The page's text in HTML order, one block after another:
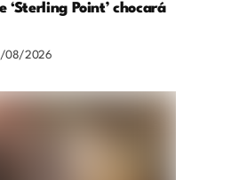
‘Sterling Point’ chocará
08/2026